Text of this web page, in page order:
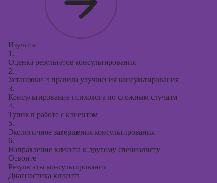
Изучите
1.
Оценка результатов консультирования
2.
Установки и правила улучшения консультирования
3.
Консультирование психолога по сложным случаям
4.
Тупик в работе с клиентом
5.
Экологичное завершения консультирования
6.
Направление клиента к другому специалисту
Освоите
Результаты консультирования
Диагностика клиента